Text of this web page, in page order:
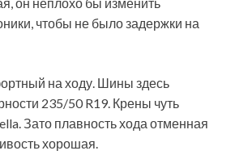
он неплохо бы изменить
чтобы не было задержки на
на ходу. Шины здесь
235/50 R19. Крены чуть
Зато плавность хода отменная
хорошая.